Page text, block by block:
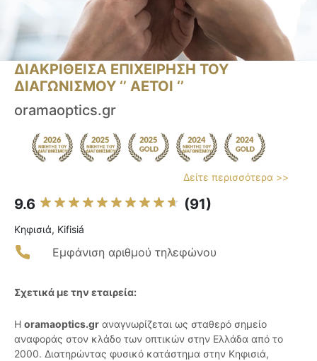
ΔΙΑΚΡΙΘΕΙΣΑ ΕΠΙΧΕΙΡΗΣΗ ΤΟΥ
ΔΙΑΓΩΝΙΣΜΟΥ ‘’ ΑΕΤΟΙ ‘’
oramaoptics.gr
Δείτε περισσότερα >>
9.6 (91)
Κηφισιά, Kifisiá
Εμφάνιση αριθμού τηλεφώνου
Σχετικά με την εταιρεία:
Η oramaoptics.gr αναγνωρίζεται ως σταθερό σημείο
αναφοράς στον κλάδο των οπτικών στην Ελλάδα από το
2000. Διατηρώντας φυσικό κατάστημα στην Κηφισιά,